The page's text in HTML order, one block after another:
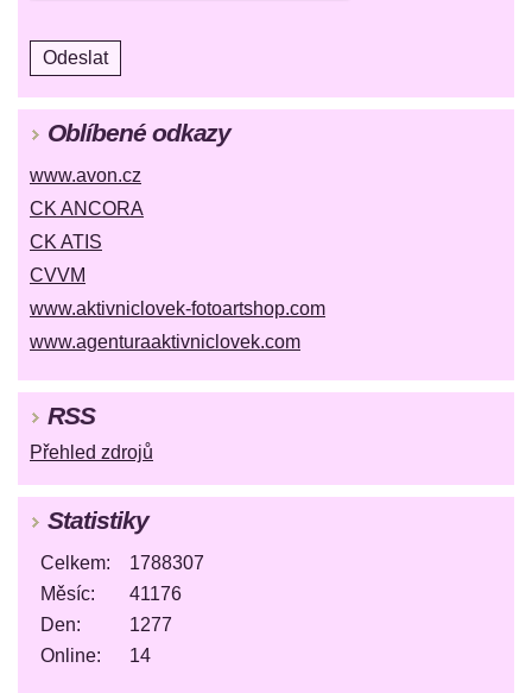
Oblíbené odkazy
www.avon.cz
CK ANCORA
CK ATIS
CVVM
www.aktivniclovek-fotoartshop.com
www.agenturaaktivniclovek.com
RSS
Přehled zdrojů
Statistiky
Online: 14
Celkem:
1788307
Měsíc:
41176
Den:
1277